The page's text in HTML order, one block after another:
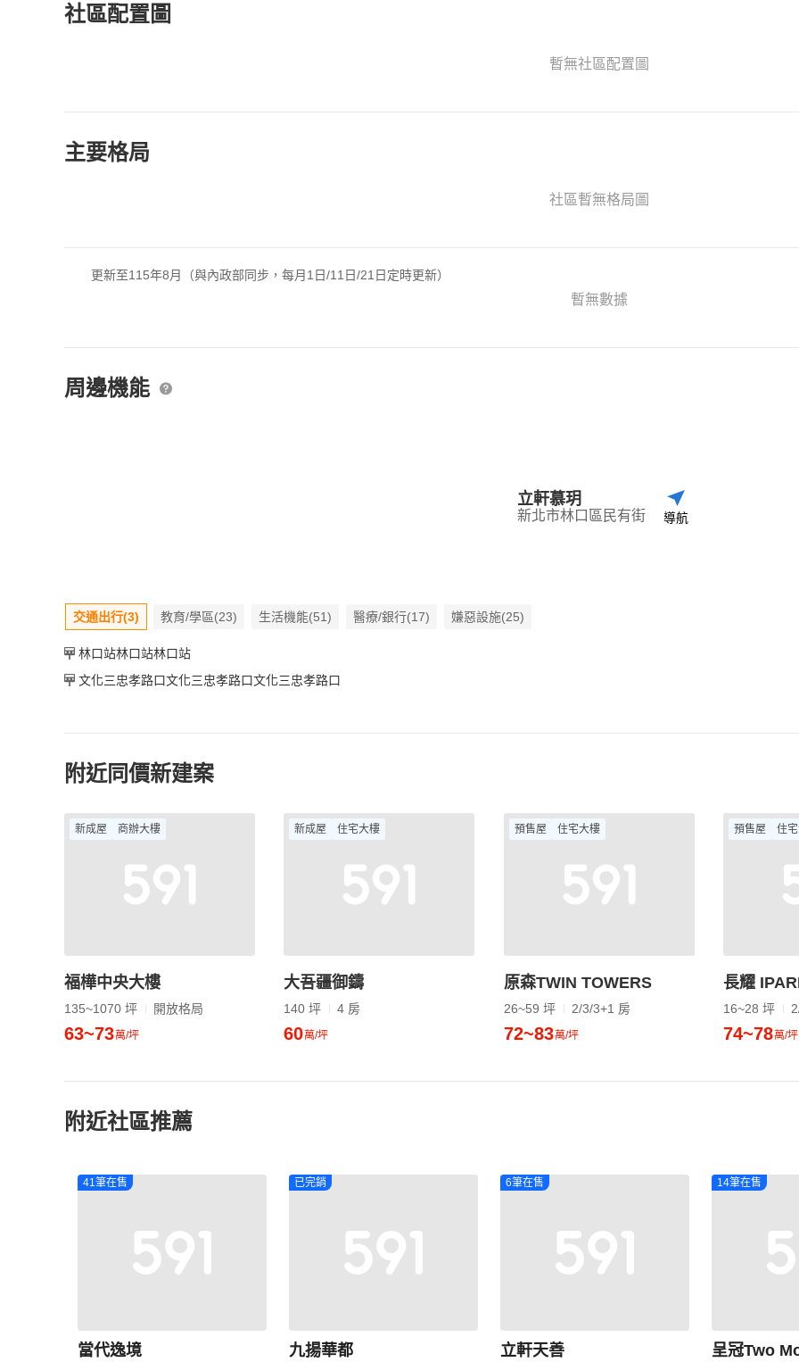
社區配置圖
暫無社區配置圖
主要格局
社區暫無格局圖
更新至115年8月（與內政部同步，每月1日/11日/21日定時更新）
暫無數據
周邊機能
立軒慕玥
新北市林口區民有街 導航
交通出行(3) 教育/學區(23) 生活機能(51) 醫療/銀行(17) 嫌惡設施(25)
林口站林口站林口站
文化三忠孝路口文化三忠孝路口文化三忠孝路口
附近同價新建案
新成屋 商辦大樓
福樺中央大樓
135~1070 坪 開放格局
63~73萬/坪
新成屋 住宅大樓
大吾疆御鑄
140 坪 4 房
60萬/坪
預售屋 住宅大樓
原森TWIN TOWERS
26~59 坪 2/3/3+1 房
72~83萬/坪
預售屋 住
長耀
16~28 坪
74~78萬/坪
附近社區推薦
41筆在售
當代逸境
已完銷
九揚華都
6筆在售
立軒天善
14筆在售
呈冠Two